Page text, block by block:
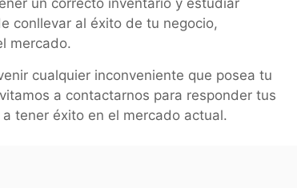
un correcto inventario y estudiar
conllevar al éxito de tu negocio,
mercado.
cualquier inconveniente que posea tu
a contactarnos para responder tus
tener éxito en el mercado actual.